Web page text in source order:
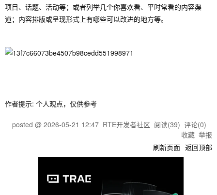
项目、话题、活动等；或者列举几个你喜欢看、平时常看的内容渠
道；内容排版或呈现形式上有哪些可以改进的地方等。
作者提示: 个人观点，仅供参考
posted @ 2026-05-21 12:47 RTE开发者社区 阅读(39) 评论(0)
收藏 举报
刷新页面 返回顶部